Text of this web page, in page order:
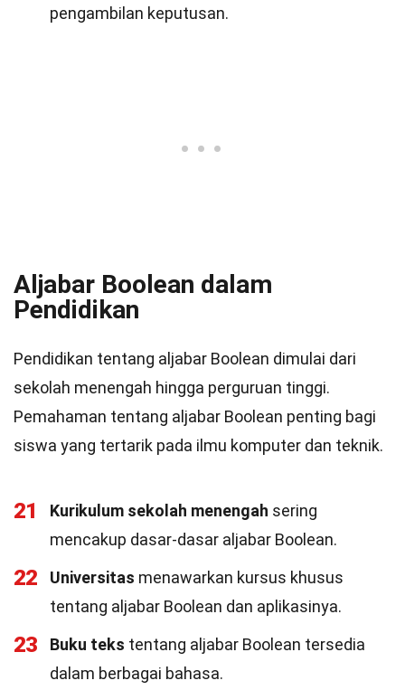
pengambilan keputusan.
Aljabar Boolean dalam
Pendidikan
Pendidikan tentang aljabar Boolean dimulai dari
sekolah menengah hingga perguruan tinggi.
Pemahaman tentang aljabar Boolean penting bagi
siswa yang tertarik pada ilmu komputer dan teknik.
21 Kurikulum sekolah menengah sering
mencakup dasar-dasar aljabar Boolean.
22 Universitas menawarkan kursus khusus
tentang aljabar Boolean dan aplikasinya.
23 Buku teks tentang aljabar Boolean tersedia
dalam berbagai bahasa.